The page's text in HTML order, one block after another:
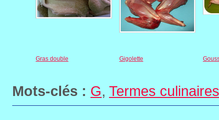
Gras double Gigolette
Mots-clés : G, Termes culinaires